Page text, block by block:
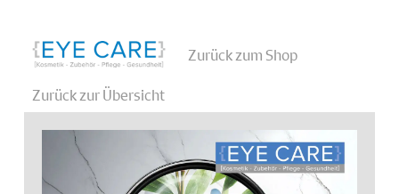
Zurück zum Shop
Zurück zur Übersicht